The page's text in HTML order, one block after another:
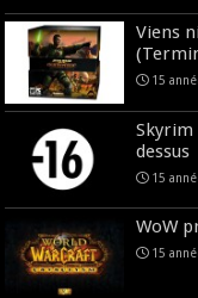
Viens
15
dessus
15
WoW
15